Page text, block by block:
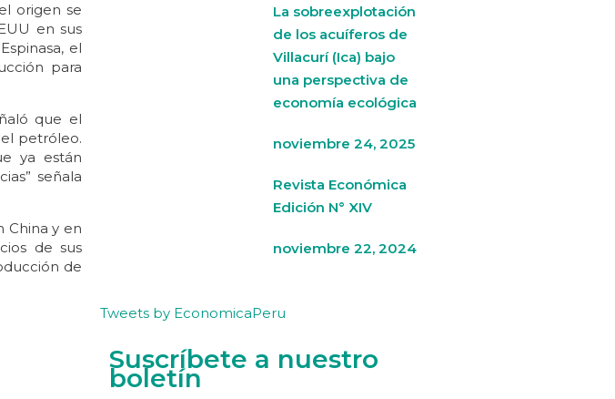
origen se
en sus
el
para
que el
petróleo.
ya están
señala
China y en
de sus
de
La sobreexplotación
de los acuíferos de
Villacurí (Ica) bajo
una perspectiva de
economía ecológica
noviembre 24, 2025
Revista Económica
Edición N° XIV
noviembre 22, 2024
Tweets by EconomicaPeru
Suscríbete a nuestro
boletín